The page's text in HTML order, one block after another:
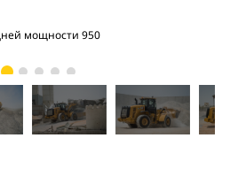
мощности 950